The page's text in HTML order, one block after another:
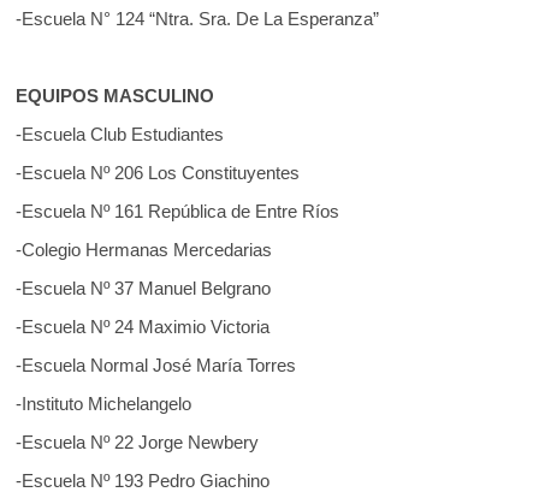
-Escuela N° 124 “Ntra. Sra. De La Esperanza”
EQUIPOS MASCULINO
-Escuela Club Estudiantes
-Escuela Nº 206 Los Constituyentes
-Escuela Nº 161 República de Entre Ríos
-Colegio Hermanas Mercedarias
-Escuela Nº 37 Manuel Belgrano
-Escuela Nº 24 Maximio Victoria
-Escuela Normal José María Torres
-Instituto Michelangelo
-Escuela Nº 22 Jorge Newbery
-Escuela Nº 193 Pedro Giachino